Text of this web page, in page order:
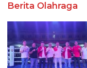
Berita Olahraga